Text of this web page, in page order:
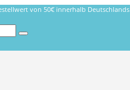
von 50€ innerhalb